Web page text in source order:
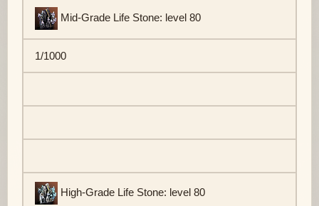
Mid-Grade Life Stone: level 80
1/1000
High-Grade Life Stone: level 80